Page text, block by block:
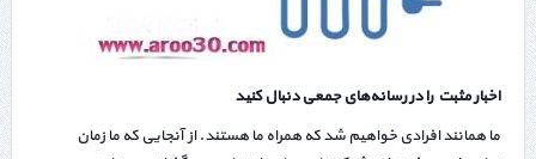
اخبار مثبت را در رسانه‌های جمعی دنبال کنید
ما همانند افرادی خواهیم شد که همراه ما هستند. از آنجایی که ما زمان